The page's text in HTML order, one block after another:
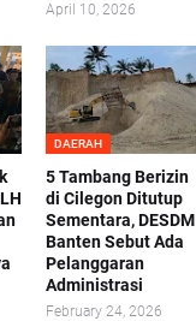
April 10, 2026
DAERAH
5 Tambang Berizin
di Cilegon Ditutup
Sementara, DESDM
Banten Sebut Ada
Pelanggaran
Administrasi
February 24, 2026